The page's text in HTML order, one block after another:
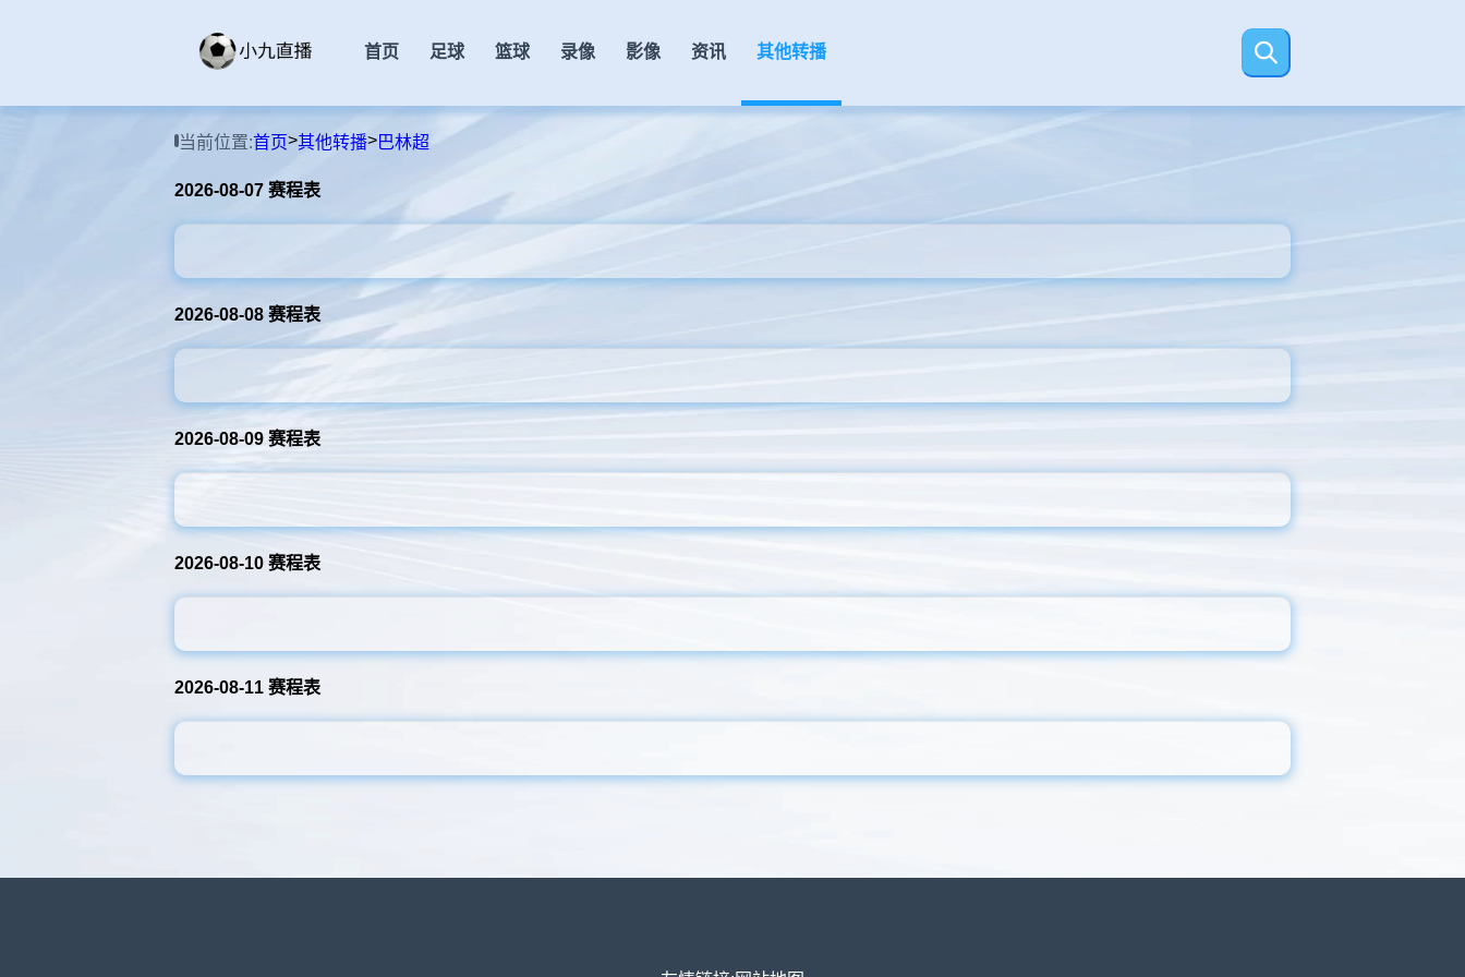
首页 足球 篮球 录像 影像 资讯 其他转播
当前位置:首页>其他转播>巴林超
2026-08-07 赛程表
2026-08-08 赛程表
2026-08-09 赛程表
2026-08-10 赛程表
2026-08-11 赛程表